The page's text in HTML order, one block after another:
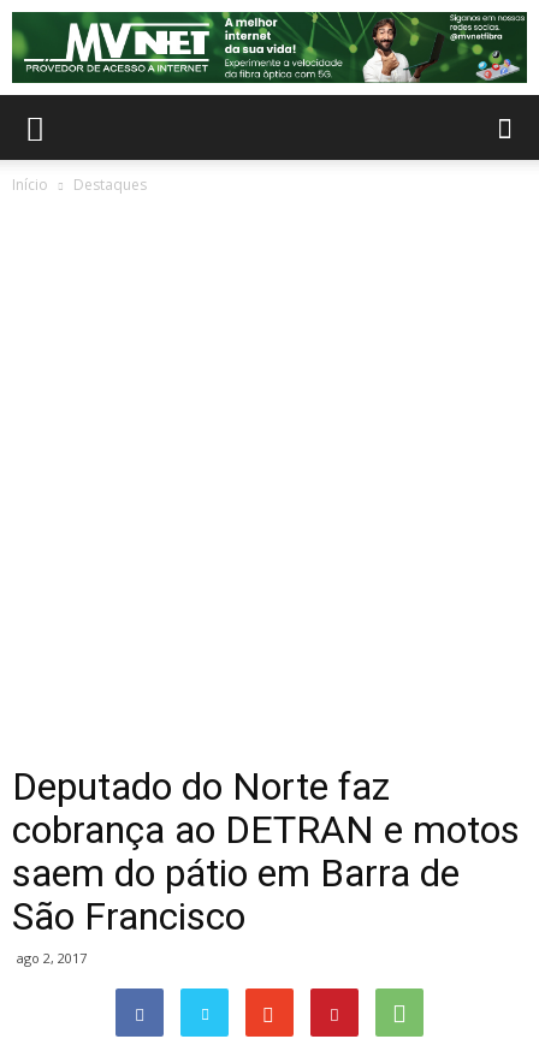
Início Destaques
Deputado do Norte faz
cobrança ao DETRAN e motos
saem do pátio em Barra de
São Francisco
ago 2, 2017